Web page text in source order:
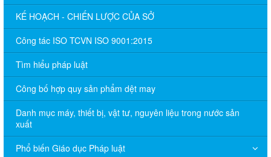
KẾ HOẠCH - CHIẾN LƯỢC CỦA SỞ
Công tác ISO TCVN ISO 9001:2015
Tìm hiểu pháp luật
Công bố hợp quy sản phẩm dệt may
Danh mục máy, thiết bị, vật tư, nguyên liệu trong nước sản
xuất
Phổ biến Giáo dục Pháp luật